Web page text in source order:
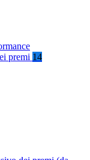
premi 14